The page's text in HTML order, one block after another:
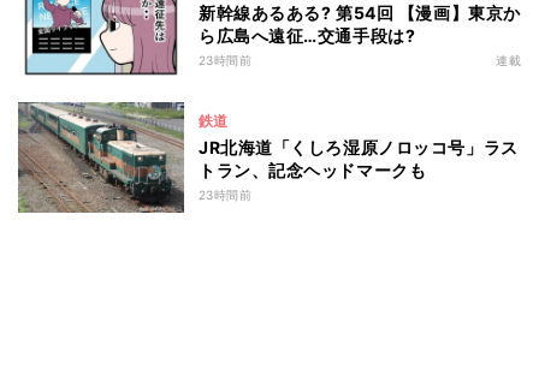
新幹線あるある? 第54回 【漫画】東京か
ら広島へ遠征…交通手段は?
23時間前 連載
鉄道
JR北海道「くしろ湿原ノロッコ号」ラス
トラン、記念ヘッドマークも
23時間前